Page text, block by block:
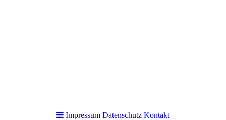
Impressum Datenschutz Kontakt